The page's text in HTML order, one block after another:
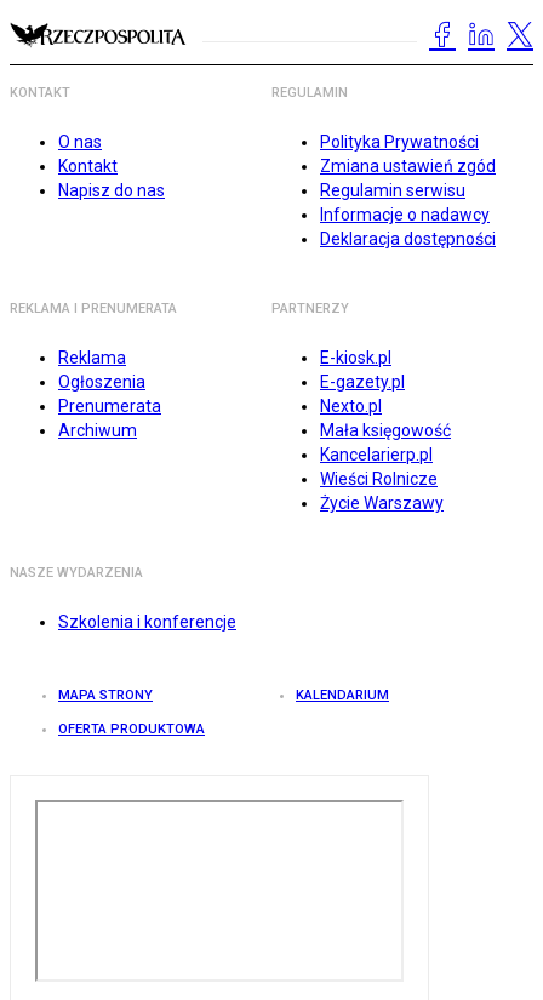
KONTAKT
O nas
Kontakt
Napisz do nas
REGULAMIN
Polityka Prywatności
Zmiana ustawień zgód
Regulamin serwisu
Informacje o nadawcy
Deklaracja dostępności
REKLAMA I PRENUMERATA
Reklama
Ogłoszenia
Prenumerata
Archiwum
PARTNERZY
E-kiosk.pl
E-gazety.pl
Nexto.pl
Mała księgowość
Kancelarierp.pl
Wieści Rolnicze
Życie Warszawy
NASZE WYDARZENIA
Szkolenia i konferencje
MAPA STRONY KALENDARIUM
OFERTA PRODUKTOWA